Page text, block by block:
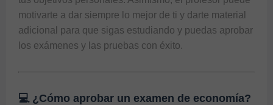
motivarte a dar siempre lo mejor de ti y darte material
adicional para que sigas estudiando y puedas aprobar
los exámenes y las pruebas con éxito.
💻 ¿Cómo aprobar un examen de economía?